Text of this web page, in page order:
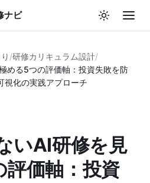
ナビ
/研修カリキュラム設計/
める5つの評価軸：投資失敗を防
視化の実践アプローチ
いAI研修を見
価軸：投資